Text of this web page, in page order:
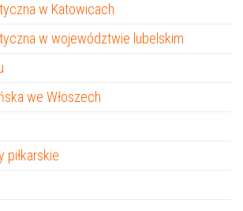
w Katowicach
w województwie lubelskim
we Włoszech
piłkarskie